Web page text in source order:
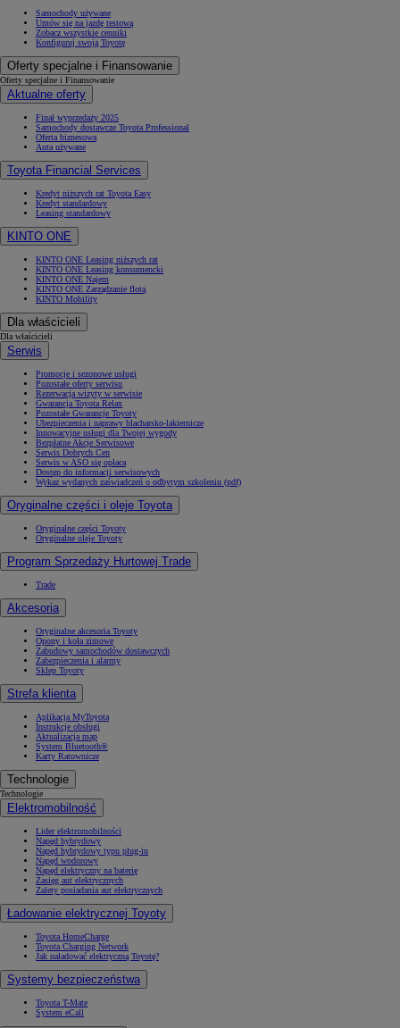
Samochody używane
Umów się na jazdę testową
Zobacz wszystkie cenniki
Konfiguruj swoją Toyotę
Oferty specjalne i Finansowanie
Oferty specjalne i Finansowanie
Aktualne oferty
Finał wyprzedaży 2025
Samochody dostawcze Toyota Professional
Oferta biznesowa
Auta używane
Toyota Financial Services
Kredyt niższych rat Toyota Easy
Kredyt standardowy
Leasing standardowy
KINTO ONE
KINTO ONE Leasing niższych rat
KINTO ONE Leasing konsumencki
KINTO ONE Najem
KINTO ONE Zarządzanie flotą
KINTO Mobility
Dla właścicieli
Dla właścicieli
Serwis
Promocje i sezonowe usługi
Pozostałe oferty serwisu
Rezerwacja wizyty w serwisie
Gwarancja Toyota Relax
Pozostałe Gwarancje Toyoty
Ubezpieczenia i naprawy blacharsko-lakiernicze
Innowacyjne usługi dla Twojej wygody
Bezpłatne Akcje Serwisowe
Serwis Dobrych Cen
Serwis w ASO się opłaca
Dostęp do informacji serwisowych
Wykaz wydanych zaświadczeń o odbytym szkoleniu (pdf)
Oryginalne części i oleje Toyota
Oryginalne części Toyoty
Oryginalne oleje Toyoty
Program Sprzedaży Hurtowej Trade
Trade
Akcesoria
Oryginalne akcesoria Toyoty
Opony i koła zimowe
Zabudowy samochodów dostawczych
Zabezpieczenia i alarmy
Sklep Toyoty
Strefa klienta
Aplikacja MyToyota
Instrukcje obsługi
Aktualizacja map
System Bluetooth®
Karty Ratownicze
Technologie
Technologie
Elektromobilność
Lider elektromobilności
Napęd hybrydowy
Napęd hybrydowy typu plug-in
Napęd wodorowy
Napęd elektryczny na baterię
Zasięg aut elektrycznych
Zalety posiadania aut elektrycznych
Ładowanie elektrycznej Toyoty
Toyota HomeCharge
Toyota Charging Network
Jak naładować elektryczną Toyotę?
Systemy bezpieczeństwa
Toyota T-Mate
System eCall